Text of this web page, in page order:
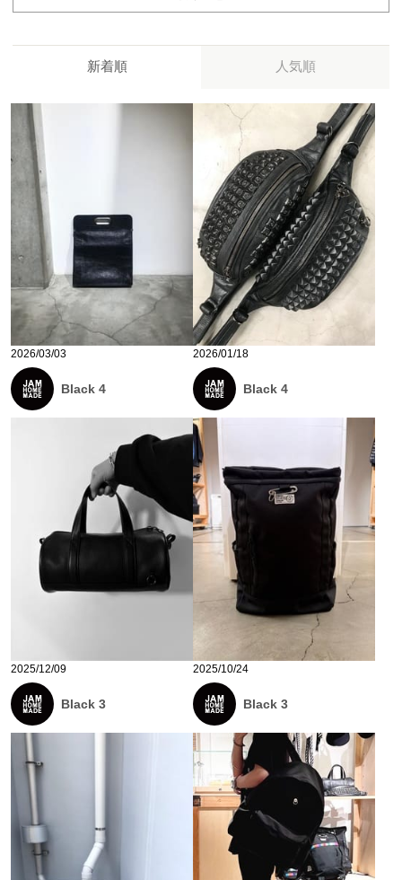
新着順 人気順
2026/03/03
Black 4
2026/01/18
Black 4
2025/12/09
Black 3
2025/10/24
Black 3